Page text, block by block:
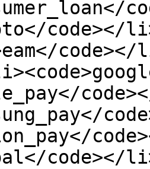
code></
code></